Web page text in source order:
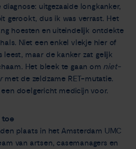
uitgezaaide longkanker,
gerookt, dus ik was verrast. Het
hoesten en uiteindelijk ontdekte
Niet een enkel vlekje hier of
maar de kanker zat gelijk
Het bleek te gaan om niet-
met de zeldzame RET-mutatie.
doelgericht medicijn voor.
toe
plaats in het Amsterdam UMC
van artsen, casemanagers en